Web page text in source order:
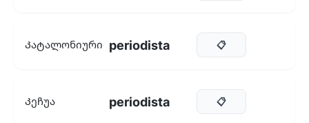
Კატალონიური periodista 📋
Კეჩუა periodista 📋